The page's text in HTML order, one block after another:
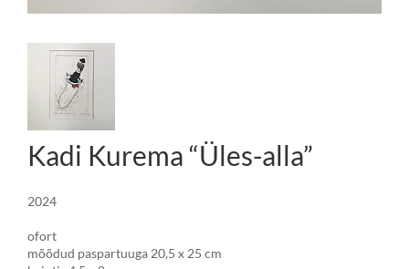
Kadi Kurema “Üles-alla”
2024
ofort
mõõdud paspartuuga 20,5 x 25 cm